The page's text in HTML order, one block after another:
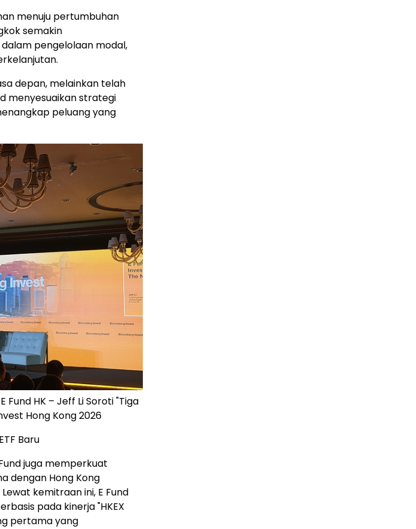
menuju pertumbuhan
semakin
pengelolaan modal,
depan, melainkan telah
menyesuaikan strategi
peluang yang
HK – Jeff Li Soroti "Tiga
Hong Kong 2026
Baru
juga memperkuat
dengan Hong Kong
kemitraan ini, E Fund
pada kinerja "HKEX
pertama yang